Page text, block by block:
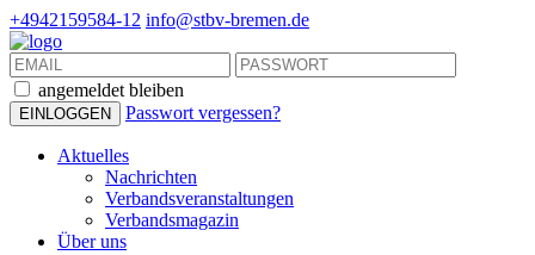
+4942159584-12 info@stbv-bremen.de
angemeldet bleiben
Passwort vergessen?
Aktuelles
Nachrichten
Verbandsveranstaltungen
Verbandsmagazin
Über uns